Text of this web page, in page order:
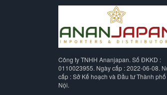
Công ty TNHH Ananjapan. Số ĐKKD :
0110023955. Ngày cấp : 2022-06-08.
cấp : Sở Kế hoạch và Đầu tư Thành phố
Nội.